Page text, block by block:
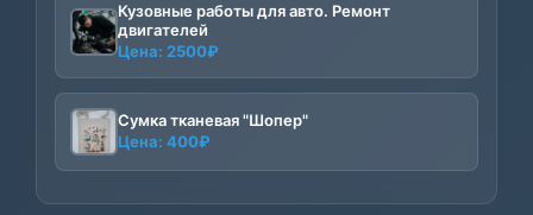
Кузовные работы для авто. Ремонт
двигателей
Цена: 2500₽
Сумка тканевая "Шопер"
Цена: 400₽